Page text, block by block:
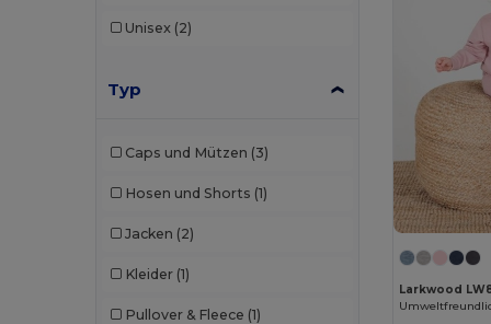
Unisex (2)
Typ
Caps und Mützen (3)
Hosen und Shorts (1)
Jacken (2)
Kleider (1)
Pullover & Fleece (1)
Larkwood